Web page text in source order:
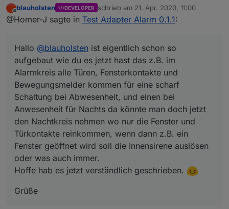
Fensterkontakte und Bewegungsmelder kommen für
eine scharf Schaltung bei Abwesenheit, und einen
Türkontakte reinkommen, wenn dann z.B. ein
Fenster geöffnet wird soll die Innensirene auslösen
oder was auch immer.
Hoffe hab es jetzt verständlich geschrieben.
Grüße
Offline
blauholsten DEVELOPER schrieb am 21. Apr. 2020, 11:00
zuletzt editiert von
@Homer-J sagte in Test Adapter Alarm 0.1.1:
Hallo @blauholsten ist eigentlich schon so
aufgebaut wie du es jetzt hast das z.B. im
Alarmkreis alle Türen, Fensterkontakte und
Bewegungsmelder kommen für eine scharf
Schaltung bei Abwesenheit, und einen bei
Anwesenheit für Nachts da könnte man doch jetzt
den Nachtkreis nehmen wo nur die Fenster und
Türkontakte reinkommen, wenn dann z.B. ein
Fenster geöffnet wird soll die Innensirene auslösen
oder was auch immer.
Hoffe hab es jetzt verständlich geschrieben.
Grüße